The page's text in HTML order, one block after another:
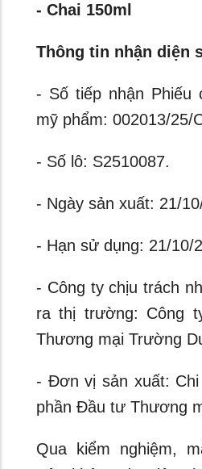
- Chai 150ml
Thông tin nhận diện
- Số tiếp nhận Phiếu
mỹ phẩm: 002013/25/
- Số lô: S2510087.
- Ngày sản xuất: 21/
- Hạn sử dụng: 21/10/
- Công ty chịu trách
ra thị trường: Công
Thương mại Trường
- Đơn vị sản xuất:
phần Đầu tư Thương
Qua kiểm nghiệm,